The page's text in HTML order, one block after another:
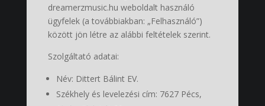
dreamerzmusic.hu weboldalt használó
ügyfelek (a továbbiakban: „Felhasználó”)
között jön létre az alábbi feltételek szerint.
Szolgáltató adatai:
Név: Dittert Bálint EV.
Székhely és levelezési cím: 7627 Pécs,